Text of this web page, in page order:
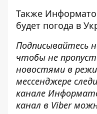
Также
будет погода в
Подписывайтесь
чтобы не
новостями в
мессенджере
канале
канал в Viber